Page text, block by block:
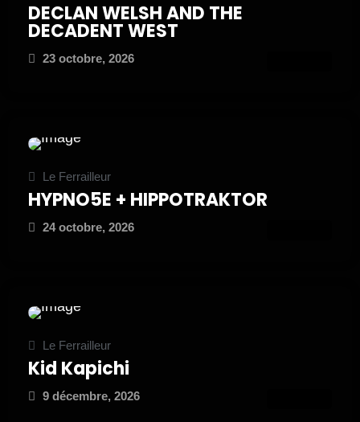
DECLAN WELSH AND THE
DECADENT WEST
23 octobre, 2026
Le Ferrailleur
HYPNO5E + HIPPOTRAKTOR
24 octobre, 2026
Le Ferrailleur
Kid Kapichi
9 décembre, 2026